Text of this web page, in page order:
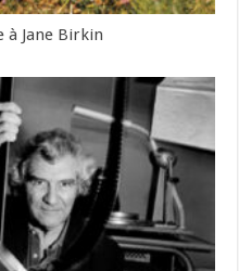
à Jane Birkin